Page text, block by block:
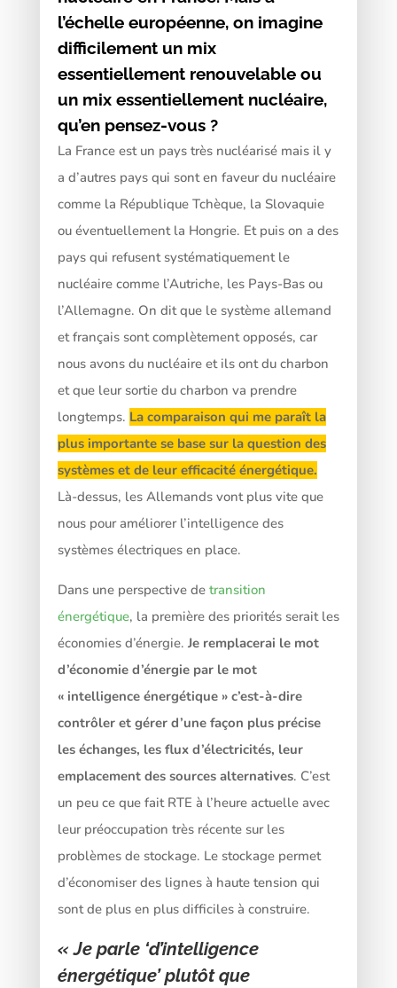
l’échelle européenne, on imagine
difficilement un mix
essentiellement renouvelable ou
un mix essentiellement nucléaire,
qu’en pensez-vous ?
La France est un pays très nucléarisé mais il y
a d’autres pays qui sont en faveur du nucléaire
comme la République Tchèque, la Slovaquie
ou éventuellement la Hongrie. Et puis on a des
pays qui refusent systématiquement le
nucléaire comme l’Autriche, les Pays-Bas ou
l’Allemagne. On dit que le système allemand
et français sont complètement opposés, car
nous avons du nucléaire et ils ont du charbon
et que leur sortie du charbon va prendre
longtemps. La comparaison qui me paraît la
plus importante se base sur la question des
systèmes et de leur efficacité énergétique.
Là-dessus, les Allemands vont plus vite que
nous pour améliorer l’intelligence des
systèmes électriques en place.
Dans une perspective de transition
énergétique, la première des priorités serait les
économies d’énergie. Je remplacerai le mot
d’économie d’énergie par le mot
« intelligence énergétique » c’est-à-dire
contrôler et gérer d’une façon plus précise
les échanges, les flux d’électricités, leur
emplacement des sources alternatives. C’est
un peu ce que fait RTE à l’heure actuelle avec
leur préoccupation très récente sur les
problèmes de stockage. Le stockage permet
d’économiser des lignes à haute tension qui
sont de plus en plus difficiles à construire.
« Je parle ‘d’intelligence
énergétique’ plutôt que